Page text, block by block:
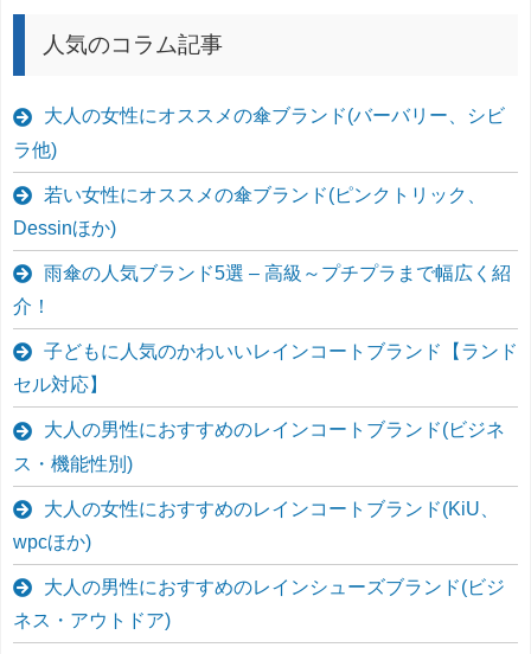
人気のコラム記事
大人の女性にオススメの傘ブランド(バーバリー、シビ
ラ他)
若い女性にオススメの傘ブランド(ピンクトリック、
Dessinほか)
雨傘の人気ブランド5選 – 高級～プチプラまで幅広く紹
介！
子どもに人気のかわいいレインコートブランド【ランド
セル対応】
大人の男性におすすめのレインコートブランド(ビジネ
ス・機能性別)
大人の女性におすすめのレインコートブランド(KiU、
wpcほか)
大人の男性におすすめのレインシューズブランド(ビジ
ネス・アウトドア)